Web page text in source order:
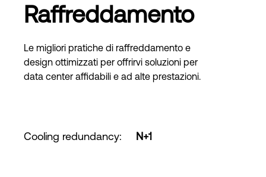
Raffreddamento
Le migliori pratiche di raffreddamento e
design ottimizzati per offrirvi soluzioni per
data center affidabili e ad alte prestazioni.
Cooling redundancy: N+1